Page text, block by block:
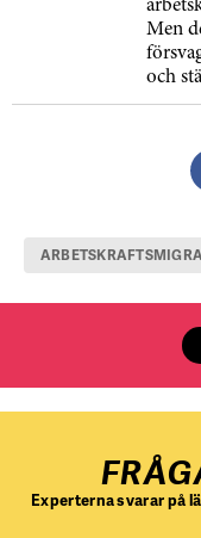
Men
och
Experterna svarar på